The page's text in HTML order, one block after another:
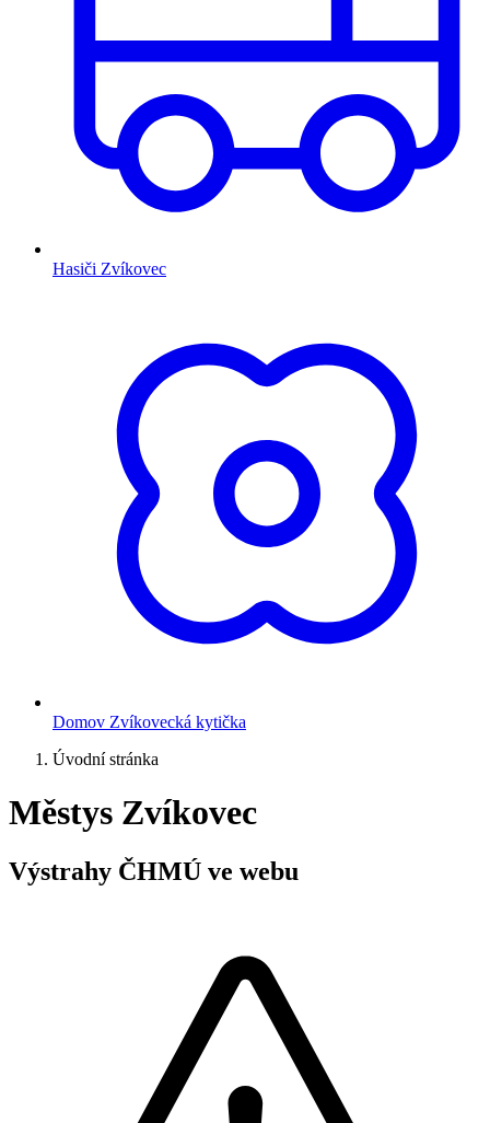
Hasiči Zvíkovec
Domov Zvíkovecká kytička
Úvodní stránka
Městys Zvíkovec
Výstrahy ČHMÚ ve webu